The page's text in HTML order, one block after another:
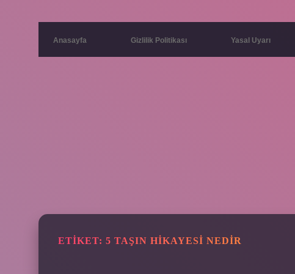
Anasayfa Gizlilik Politikası Yasal Uyarı
ETIKET: 5 TAŞIN HIKAYESI NEDIR